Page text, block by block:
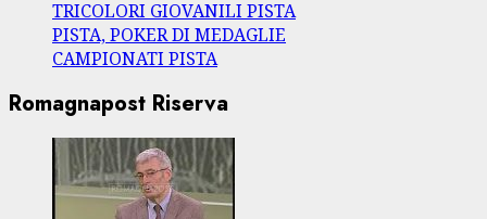
TRICOLORI GIOVANILI PISTA
PISTA, POKER DI MEDAGLIE
CAMPIONATI PISTA
Romagnapost Riserva